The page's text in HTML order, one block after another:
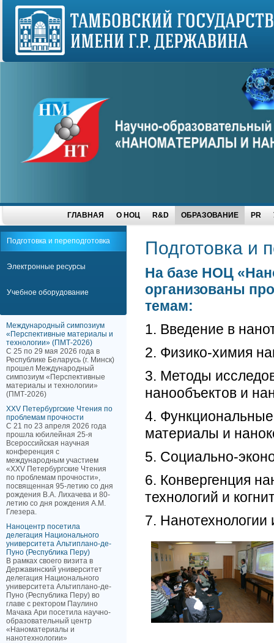
ГЛАВНАЯ О НОЦ R&D ОБРАЗОВАНИЕ PR
Подготовка и переподготовка
Электронные ресурсы
Учебное оборудование
Международный симпозиум
«Перспективные материалы и
технологии» (ПМТ-2026)
С 25 по 29 мая 2026 года в
Республике Беларусь (г. Минск)
прошел Международный
симпозиум «Перспективные
материалы и технологии»
(ПМТ-2026)
XXV Петербургские Чтения по
проблемам прочности
С 21 по 23 апреля 2026 года
прошла юбилейная 25-я
Всероссийская научная
конференция с
международным участием
«XXV Петербургские Чтения
по проблемам прочности»,
посвященная 95-летию со дня
рождения В.А. Лихачева и 80-
летию со дня рождения А.М.
Глезера.
Наноцентр посетила
делегация Национального
университета Альтиплано-де-
Пуно (Республика Перу)
В рамках своего визита в
Державинский университет
делегация Национального
университета Альтиплано-де-
Пуно (Республика Перу) во
главе с ректором Паулино
Мачака Ари посетила научно-
образовательный центр
«Наноматериалы и
нанотехнологии»
Подготовка и
На базе НОЦ
организованы
темам:
1. Введение в
2. Физико-химия
3. Методы
нанообъектов и
4.
материалы и
5. Социально-
6. Конвергенция
технологий и
7. Нанотехнологии